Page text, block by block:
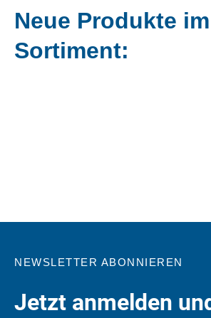
Neue Produkte im
Sortiment:
NEWSLETTER ABONNIEREN
Jetzt anmelden